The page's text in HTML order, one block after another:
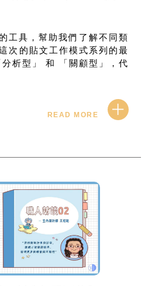
工具，幫助我們了解不同類
次的貼文工作模式系列的最
析型」 和 「關顧型」，代
READ MORE